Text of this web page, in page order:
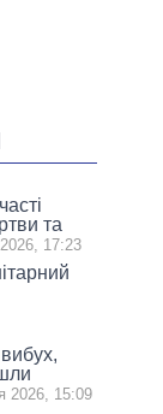
та
17:23
2026, 15:09